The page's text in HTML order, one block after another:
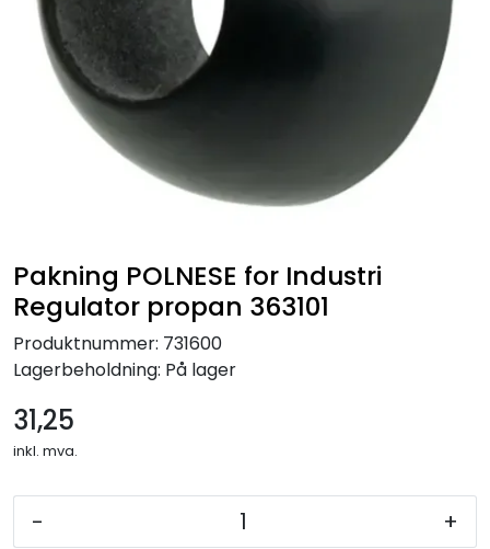
Pakning POLNESE for Industri
Regulator propan 363101
Produktnummer: 731600
Lagerbeholdning: På lager
31,25
inkl. mva.
- +
Industriprodukter